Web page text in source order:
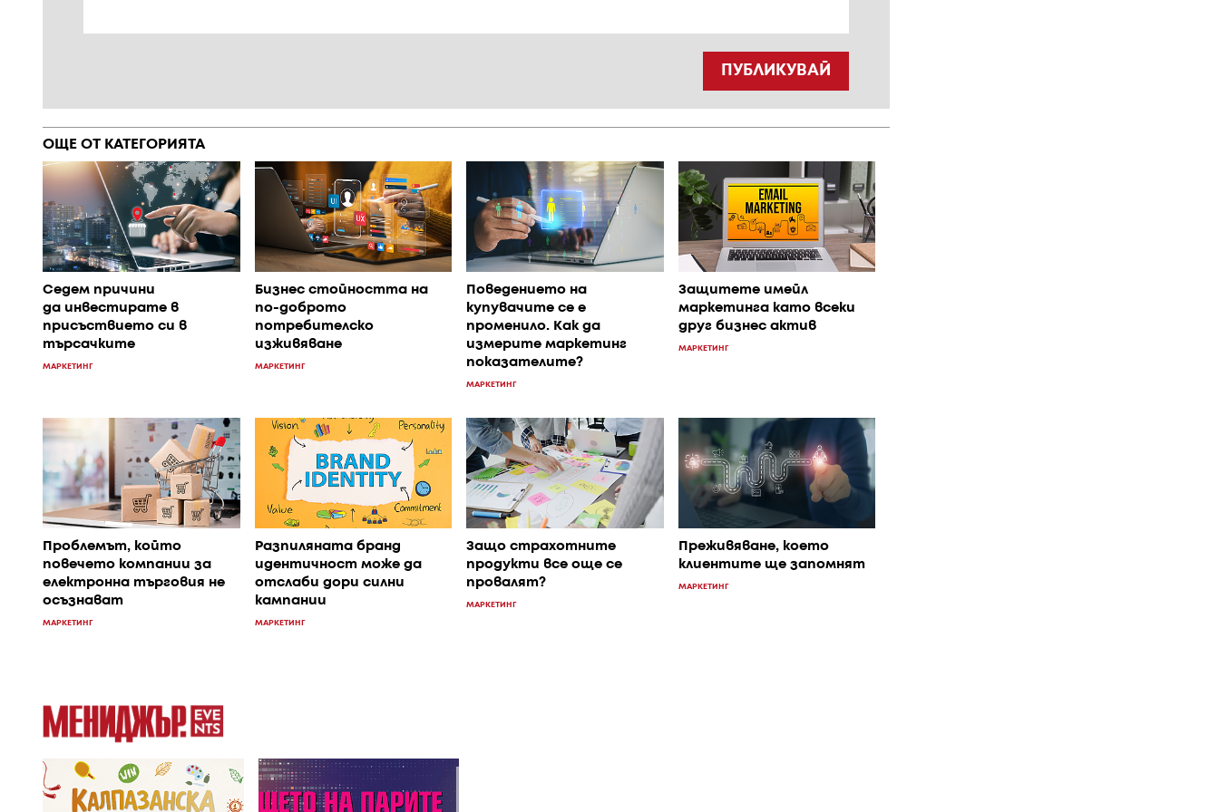
ПУБЛИКУВАЙ
ОЩЕ ОТ КАТЕГОРИЯТА
Седем причини
да инвестирате в
присъствието си в
търсачките
МАРКЕТИНГ
Бизнес стойността на
по-доброто
потребителско
изживяване
МАРКЕТИНГ
Поведението на
купувачите се е
променило. Как да
измерите маркетинг
показателите?
МАРКЕТИНГ
Защитете имейл
маркетинга като всеки
друг бизнес актив
МАРКЕТИНГ
Проблемът, който
повечето компании за
електронна търговия не
осъзнават
МАРКЕТИНГ
Разпиляната бранд
идентичност може да
отслаби дори силни
кампании
МАРКЕТИНГ
Защо страхотните
продукти все още се
провалят?
МАРКЕТИНГ
Преживяване, което
клиентите ще запомнят
МАРКЕТИНГ